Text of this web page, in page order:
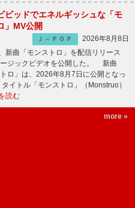
ビッドでエネルギッシュな「モ
」MV公開
Ｊ－ＰＯＰ
2026年8月8日
新曲「モンストロ」を配信リリース
ージックビデオを公開した。 新曲
トロ」は、2026年8月7日に公開となっ
イトル「モンストロ」（Monstruo）
読む
more »